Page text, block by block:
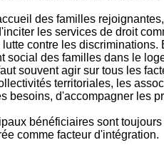
des familles
les services de droit
contre les
social des familles dans le
souvent agir sur tous les
territoriales, les
d'accompagner les
bénéficiaires sont
comme facteur d'intégration.